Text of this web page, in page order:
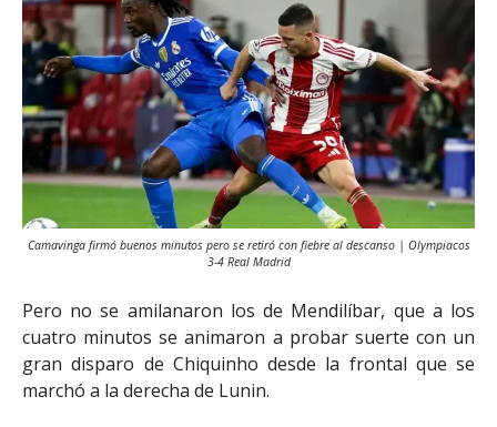
Camavinga firmó buenos minutos pero se retiró con fiebre al descanso | Olympiacos
3-4 Real Madrid
Pero no se amilanaron los de Mendilíbar, que a los
cuatro minutos se animaron a probar suerte con un
gran disparo de Chiquinho desde la frontal que se
marchó a la derecha de Lunin.